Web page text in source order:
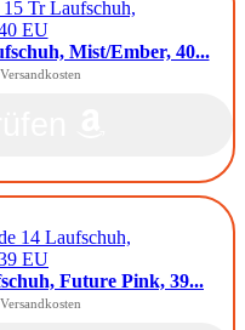
Mist/Ember, 40...
Future Pink, 39...